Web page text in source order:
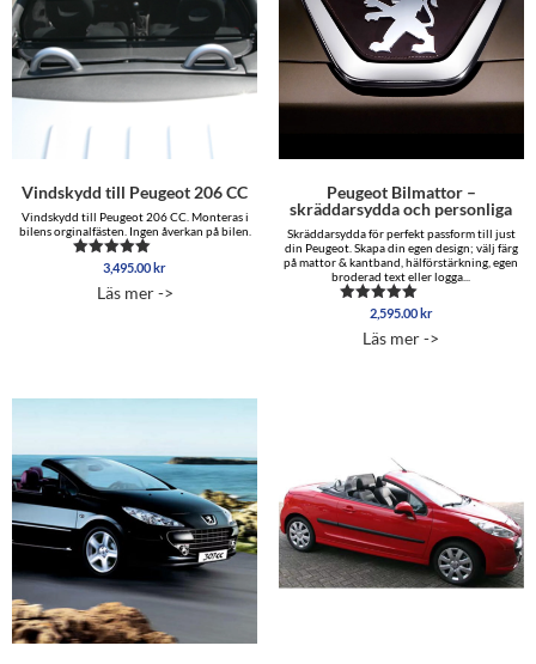
Vindskydd till Peugeot 206 CC
Vindskydd till Peugeot 206 CC. Monteras i
bilens orginalfästen. Ingen åverkan på bilen.
Betygsatt
av 5
3,495.00kr
Läs mer ->
Peugeot Bilmattor –
skräddarsydda och personliga
Skräddarsydda för perfekt passform till just
din Peugeot. Skapa din egen design; välj färg
på mattor & kantband, hälförstärkning, egen
broderad text eller logga...
Betygsatt
av 5
2,595.00kr
Läs mer ->